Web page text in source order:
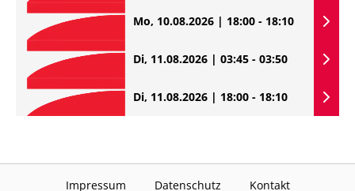
Mo, 10.08.2026 | 18:00 - 18:10
Di, 11.08.2026 | 03:45 - 03:50
Di, 11.08.2026 | 18:00 - 18:10
Impressum Datenschutz Kontakt